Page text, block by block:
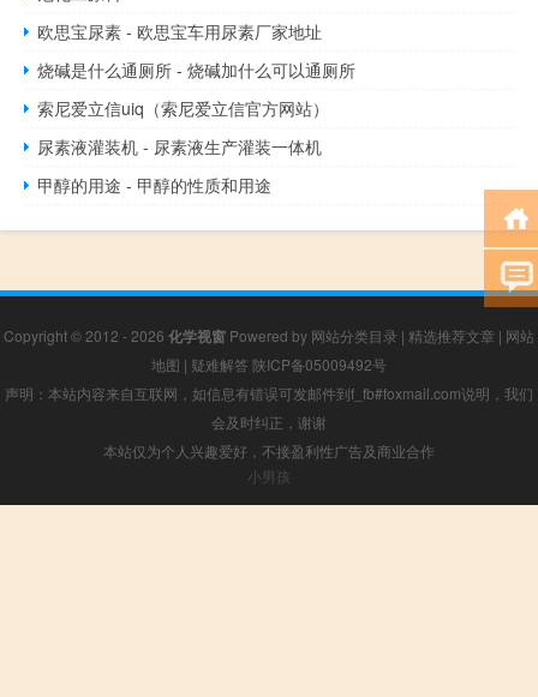
欧思宝尿素 - 欧思宝车用尿素厂家地址
烧碱是什么通厕所 - 烧碱加什么可以通厕所
索尼爱立信uiq（索尼爱立信官方网站）
尿素液灌装机 - 尿素液生产灌装一体机
甲醇的用途 - 甲醇的性质和用途
Copyright © 2012 - 2026 化学视窗 Powered by 网站分类目录 | 精选推荐文章 | 网站
地图 | 疑难解答 陕ICP备05009492号
声明：本站内容来自互联网，如信息有错误可发邮件到f_fb#foxmail.com说明，我们
会及时纠正，谢谢
本站仅为个人兴趣爱好，不接盈利性广告及商业合作
小男孩